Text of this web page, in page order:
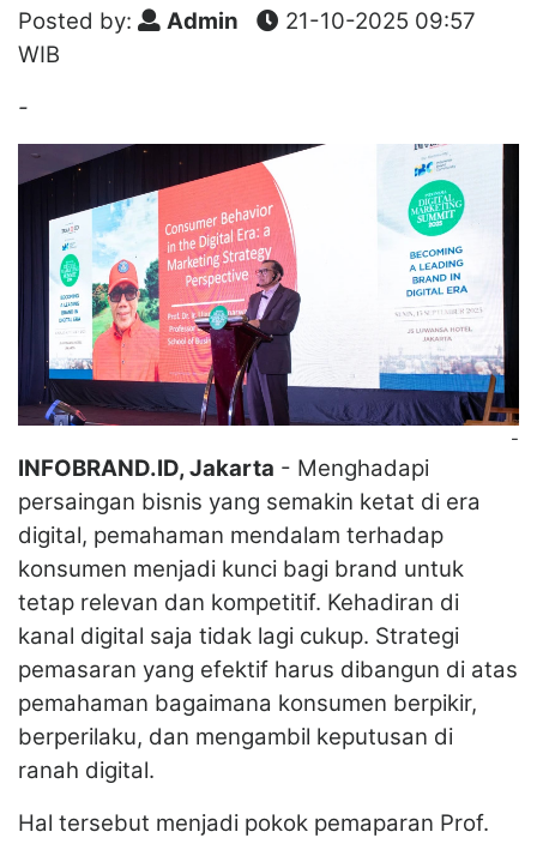
Posted by: Admin
21-10-2025 09:57
WIB
-
-
INFOBRAND.ID, Jakarta - Menghadapi
persaingan bisnis yang semakin ketat di era
digital, pemahaman mendalam terhadap
konsumen menjadi kunci bagi brand untuk
tetap relevan dan kompetitif. Kehadiran di
kanal digital saja tidak lagi cukup. Strategi
pemasaran yang efektif harus dibangun di atas
pemahaman bagaimana konsumen berpikir,
berperilaku, dan mengambil keputusan di
ranah digital.
Hal tersebut menjadi pokok pemaparan Prof.